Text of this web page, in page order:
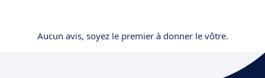
Aucun avis, soyez le premier à donner le vôtre.